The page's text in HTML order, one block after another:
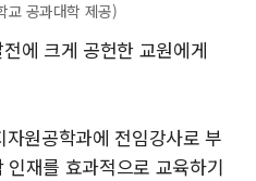
교 공과대학 제공)
에 크게 공헌한 교원에게
원공학과에 전임강사로 부
재를 효과적으로 교육하기